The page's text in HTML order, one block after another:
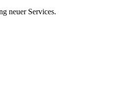
neuer Services.